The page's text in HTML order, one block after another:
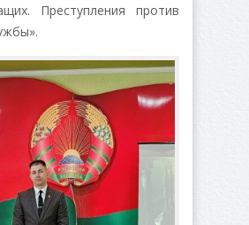
Преступления против